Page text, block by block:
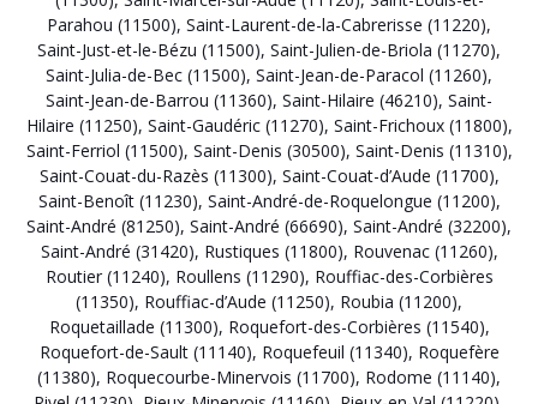
Parahou (11500), Saint-Laurent-de-la-Cabrerisse (11220),
Saint-Just-et-le-Bézu (11500), Saint-Julien-de-Briola (11270),
Saint-Julia-de-Bec (11500), Saint-Jean-de-Paracol (11260),
Saint-Jean-de-Barrou (11360), Saint-Hilaire (46210), Saint-
Hilaire (11250), Saint-Gaudéric (11270), Saint-Frichoux (11800),
Saint-Ferriol (11500), Saint-Denis (30500), Saint-Denis (11310),
Saint-Couat-du-Razès (11300), Saint-Couat-d’Aude (11700),
Saint-Benoît (11230), Saint-André-de-Roquelongue (11200),
Saint-André (81250), Saint-André (66690), Saint-André (32200),
Saint-André (31420), Rustiques (11800), Rouvenac (11260),
Routier (11240), Roullens (11290), Rouffiac-des-Corbières
(11350), Rouffiac-d’Aude (11250), Roubia (11200),
Roquetaillade (11300), Roquefort-des-Corbières (11540),
Roquefort-de-Sault (11140), Roquefeuil (11340), Roquefère
(11380), Roquecourbe-Minervois (11700), Rodome (11140),